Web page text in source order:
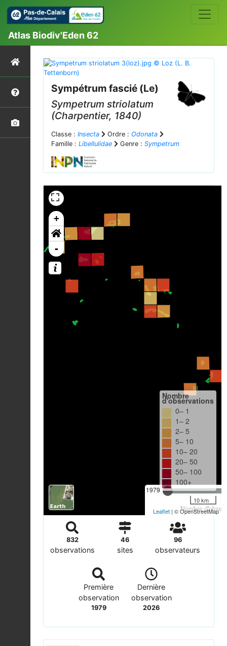
Atlas Biodiv'Eden 62
Sympétrum fascié (Le)
Sympetrum striolatum
(Charpentier, 1840)
Classe : Insecta Ordre : Odonata
Famille : Libellulidae Genre : Sympetrum
+
-
1979
Nombre
Nombre
d'observations
0– 1
1– 2
2– 5
5– 10
10– 20
20– 50
50– 100
100+
10 km
Leaflet | © OpenStreetMap
832
observations
46
sites
96
observateurs
Première
observation
1979
Dernière
observation
2026